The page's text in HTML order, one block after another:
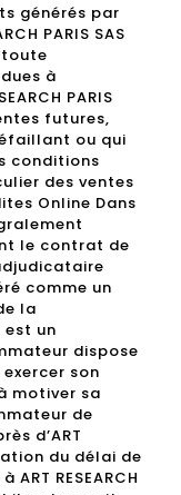
générés par
PARIS SAS
à
PARIS
futures,
ou qui
conditions
des ventes
Online Dans
le contrat de
comme un
la
est un
dispose
son
motiver sa
de
d’ART
du délai de
RESEARCH